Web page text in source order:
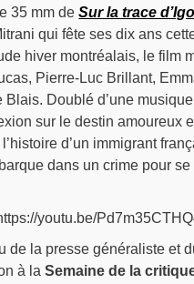
35 mm deSur la trace
qui fête ses dix ans
hiver montréalais, le film
Pierre-Luc Brillant,
Blais. Doublé d’une
sur le destin amoureux
d’un immigrant
dans un crime pour
youtu.be/
de la presse généraliste et
à laSemaine de la